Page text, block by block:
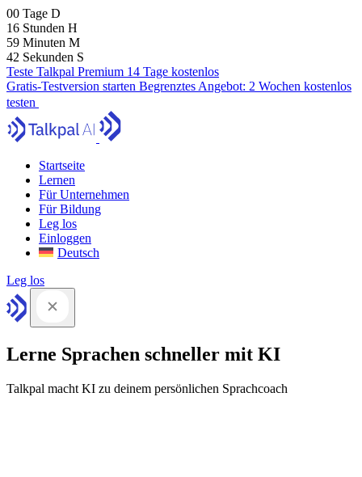
00 Tage D
16 Stunden H
59 Minuten M
41 Sekunden S
Teste Talkpal Premium 14 Tage kostenlos
Gratis-Testversion starten Begrenztes Angebot: 2 Wochen kostenlos
testen
Startseite
Lernen
Für Unternehmen
Für Bildung
Leg los
Einloggen
Deutsch
Leg los
Lerne Sprachen schneller mit KI
Talkpal macht KI zu deinem persönlichen Sprachcoach